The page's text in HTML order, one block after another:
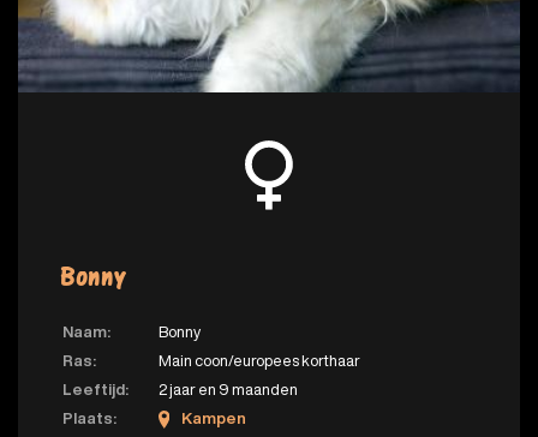
Bonny
Naam:
Bonny
Ras:
Main coon/europees korthaar
Leeftijd:
2 jaar en 9 maanden
Plaats:
Kampen